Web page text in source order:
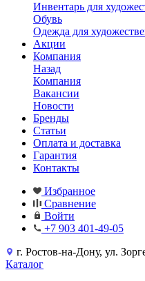
Инвентарь для
Обувь
Одежда для
Акции
Компания
Назад
Компания
Вакансии
Новости
Бренды
Статьи
Оплата и доставка
Гарантия
Контакты
Избранное
Сравнение
Войти
+7 903 401-49-05
г. Ростов-на-Дону, ул.
Каталог